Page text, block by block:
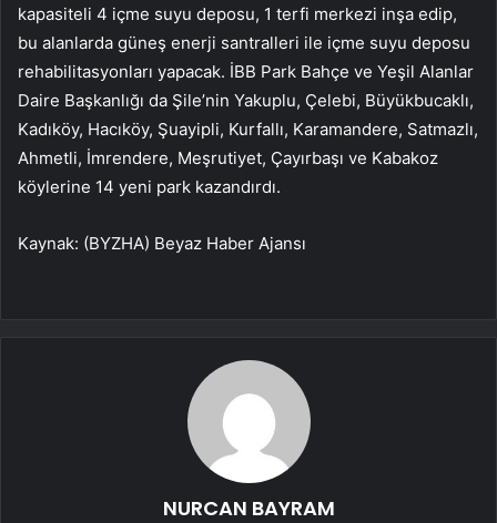
kapasiteli 4 içme suyu deposu, 1 terfi merkezi inşa edip,
bu alanlarda güneş enerji santralleri ile içme suyu deposu
rehabilitasyonları yapacak. İBB Park Bahçe ve Yeşil Alanlar
Daire Başkanlığı da Şile’nin Yakuplu, Çelebi, Büyükbucaklı,
Kadıköy, Hacıköy, Şuayipli, Kurfallı, Karamandere, Satmazlı,
Ahmetli, İmrendere, Meşrutiyet, Çayırbaşı ve Kabakoz
köylerine 14 yeni park kazandırdı.
Kaynak: (BYZHA) Beyaz Haber Ajansı
NURCAN BAYRAM